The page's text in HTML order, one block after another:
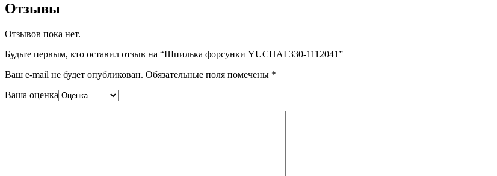
Отзывы
Отзывов пока нет.
Будьте первым, кто оставил отзыв на “Шпилька форсунки YUCHAI 330-1112041”
Ваш e-mail не будет опубликован. Обязательные поля помечены *
Ваша оценка